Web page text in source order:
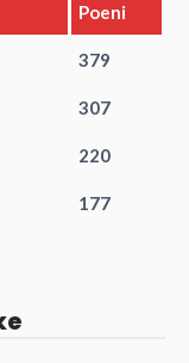
Poeni
379
307
220
177